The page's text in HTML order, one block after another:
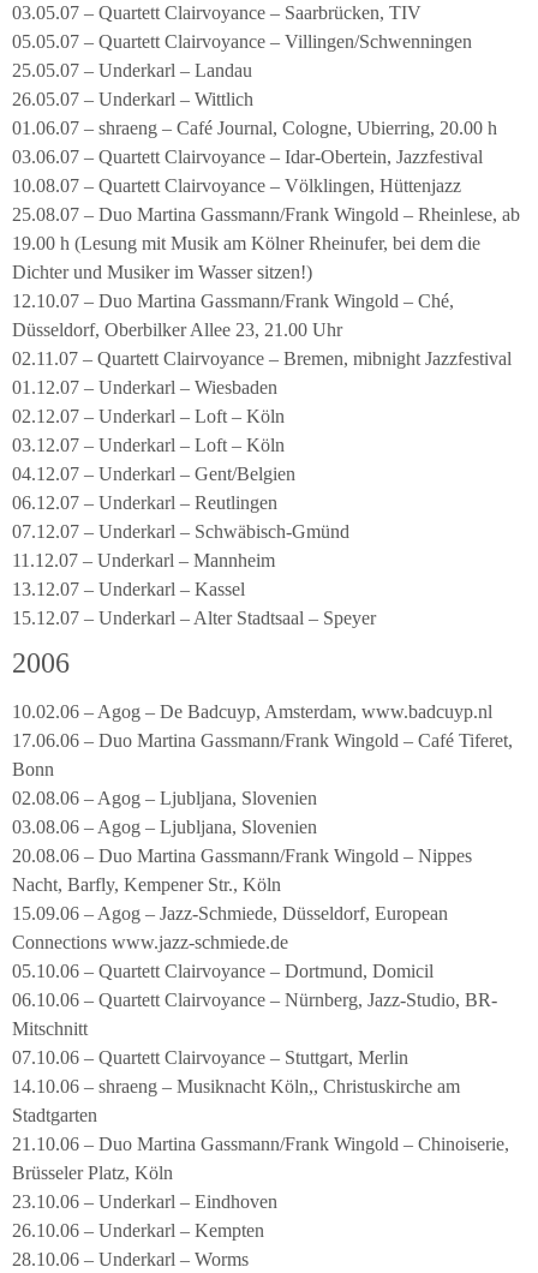
03.05.07 – Quartett Clairvoyance – Saarbrücken, TIV
05.05.07 – Quartett Clairvoyance – Villingen/Schwenningen
25.05.07 – Underkarl – Landau
26.05.07 – Underkarl – Wittlich
01.06.07 – shraeng – Café Journal, Cologne, Ubierring, 20.00 h
03.06.07 – Quartett Clairvoyance – Idar-Obertein, Jazzfestival
10.08.07 – Quartett Clairvoyance – Völklingen, Hüttenjazz
25.08.07 – Duo Martina Gassmann/Frank Wingold – Rheinlese, ab
19.00 h (Lesung mit Musik am Kölner Rheinufer, bei dem die
Dichter und Musiker im Wasser sitzen!)
12.10.07 – Duo Martina Gassmann/Frank Wingold – Ché,
Düsseldorf, Oberbilker Allee 23, 21.00 Uhr
02.11.07 – Quartett Clairvoyance – Bremen, mibnight Jazzfestival
01.12.07 – Underkarl – Wiesbaden
02.12.07 – Underkarl – Loft – Köln
03.12.07 – Underkarl – Loft – Köln
04.12.07 – Underkarl – Gent/Belgien
06.12.07 – Underkarl – Reutlingen
07.12.07 – Underkarl – Schwäbisch-Gmünd
11.12.07 – Underkarl – Mannheim
13.12.07 – Underkarl – Kassel
15.12.07 – Underkarl – Alter Stadtsaal – Speyer
2006
10.02.06 – Agog – De Badcuyp, Amsterdam, www.badcuyp.nl
17.06.06 – Duo Martina Gassmann/Frank Wingold – Café Tiferet,
Bonn
02.08.06 – Agog – Ljubljana, Slovenien
03.08.06 – Agog – Ljubljana, Slovenien
20.08.06 – Duo Martina Gassmann/Frank Wingold – Nippes
Nacht, Barfly, Kempener Str., Köln
15.09.06 – Agog – Jazz-Schmiede, Düsseldorf, European
Connections www.jazz-schmiede.de
05.10.06 – Quartett Clairvoyance – Dortmund, Domicil
06.10.06 – Quartett Clairvoyance – Nürnberg, Jazz-Studio, BR-
Mitschnitt
07.10.06 – Quartett Clairvoyance – Stuttgart, Merlin
14.10.06 – shraeng – Musiknacht Köln,, Christuskirche am
Stadtgarten
21.10.06 – Duo Martina Gassmann/Frank Wingold – Chinoiserie,
Brüsseler Platz, Köln
23.10.06 – Underkarl – Eindhoven
26.10.06 – Underkarl – Kempten
28.10.06 – Underkarl – Worms